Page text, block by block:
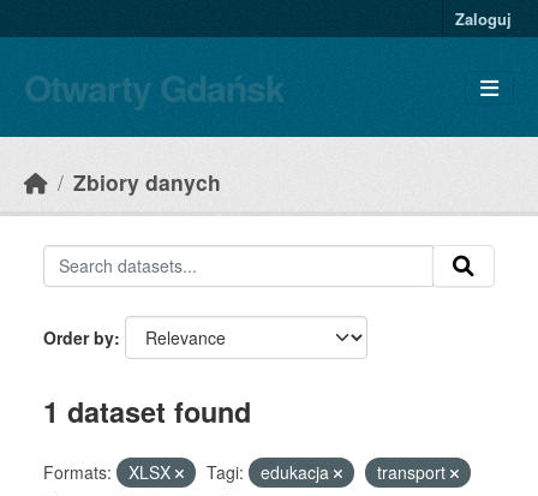
Zaloguj
Otwarty Gdańsk
Zbiory danych
Order by
1 dataset found
Formats: XLSX Tagi: edukacja
transport